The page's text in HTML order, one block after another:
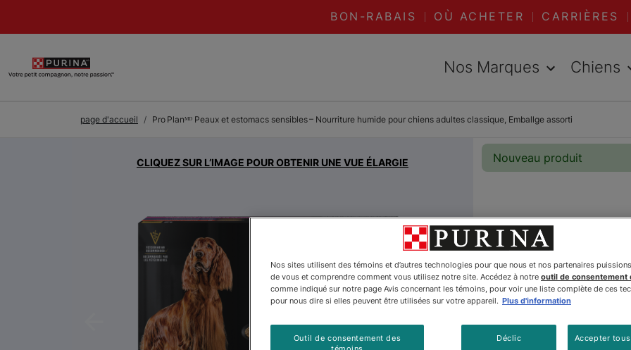
BON-RABAIS OÙ ACHETER CARRIÈRES
Nos Marques Chiens
page d'accueil Pro Planᴹᴰ Peaux et estomacs sensibles – Nourriture humide pour chiens adultes classique, Emballge assorti
CLIQUEZ SUR L’IMAGE POUR OBTENIR UNE VUE ÉLARGIE
Next
Nouveau produit
Pro
chiens
Nos sites utilisent des témoins et d’autres technologies pour que nous et nos partenaires
de vous et comprendre comment vous utilisez notre site. Accédez à notre outil de consentement
comme indiqué sur notre page Avis concernant les témoins, pour voir une liste complète de ces
pour nous dire si elles peuvent être utilisées sur votre appareil. Plus d'information
Déclic Accepter
Outil de consentement des